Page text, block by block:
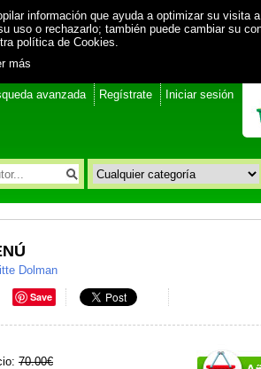
información que ayuda a optimizar su visita
uso o rechazarlo; también puede cambiar su
política de Cookies.
más
avanzada Regístrate Iniciar sesión
Dolman
Save
70.00€